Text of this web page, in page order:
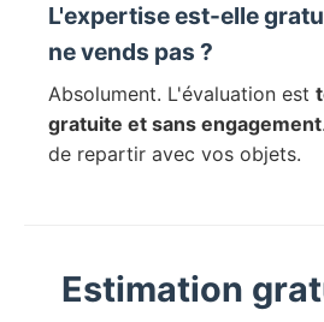
L'expertise est-elle
ne vends pas ?
Absolument. L'évaluation est
gratuite et sans engagement
de repartir avec vos objets.
Estimation